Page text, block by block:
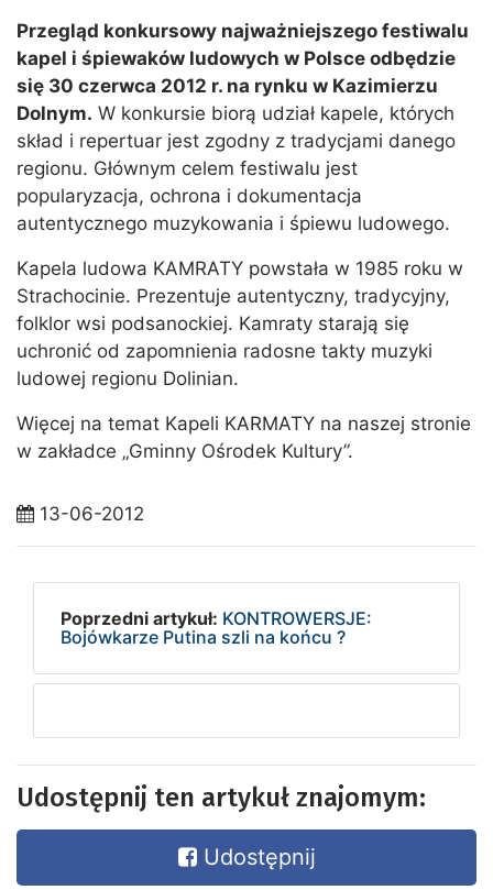
Przegląd konkursowy najważniejszego festiwalu
kapel i śpiewaków ludowych w Polsce odbędzie
się 30 czerwca 2012 r. na rynku w Kazimierzu
Dolnym. W konkursie biorą udział kapele, których
skład i repertuar jest zgodny z tradycjami danego
regionu. Głównym celem festiwalu jest
popularyzacja, ochrona i dokumentacja
autentycznego muzykowania i śpiewu ludowego.
Kapela ludowa KAMRATY powstała w 1985 roku w
Strachocinie. Prezentuje autentyczny, tradycyjny,
folklor wsi podsanockiej. Kamraty starają się
uchronić od zapomnienia radosne takty muzyki
ludowej regionu Dolinian.
Więcej na temat Kapeli KARMATY na naszej stronie
w zakładce „Gminny Ośrodek Kultury”.
13-06-2012
Poprzedni artykuł: KONTROWERSJE:
Bojówkarze Putina szli na końcu ?
Udostępnij ten artykuł znajomym:
Udostępnij